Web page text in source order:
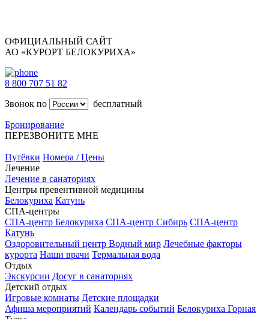
ОФИЦИАЛЬНЫЙ САЙТ
АО «КУРОРТ БЕЛОКУРИХА»
8 800 707 51 82
Звонок по
бесплатный
Бронирование
ПЕРЕЗВОНИТЕ МНЕ
Путёвки Номера / Цены
Лечение
Лечение в санаториях
Центры превентивной медицины
Белокуриха Катунь
СПА-центры
СПА-центр Белокуриха СПА-центр Сибирь СПА-центр
Катунь
Оздоровительный центр Водный мир Лечебные факторы
курорта Наши врачи Термальная вода
Отдых
Экскурсии Досуг в санаториях
Детский отдых
Игровые комнаты Детские площадки
Афиша мероприятий Календарь событий Белокуриха Горная